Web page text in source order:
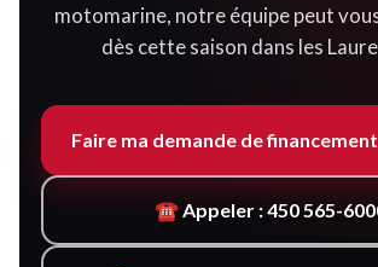
motomarine, notre équipe peut
dès cette saison dans les
Faire ma demande de
☎ Appeler : 450 565-